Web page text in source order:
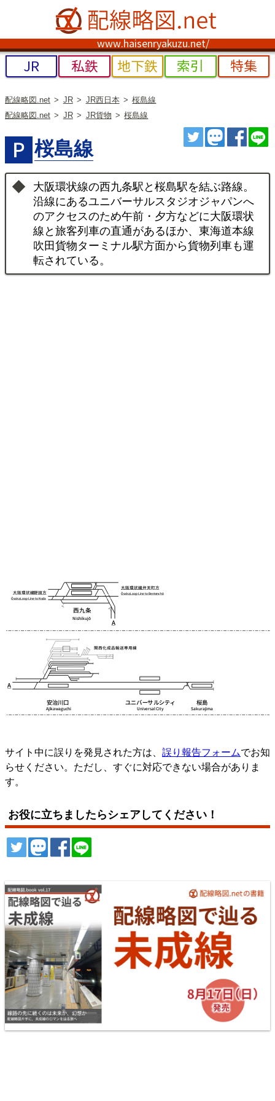
www.haisenryakuzu.net/
JR 私鉄 地下鉄 索引 特集
配線略図.net JR JR西日本
桜島線
配線略図.net
JR JR貨物 桜島線
ツイートトゥート
シェ
桜島線
大阪環状線の西九条駅と桜島駅を結ぶ路線。
沿線にあるユニバーサルスタジオジャパンへ
のアクセスのため午前・夕方などに大阪環状
線と旅客列車の直通があるほか、東海道本線
吹田貨物ターミナル駅方面から貨物列車も運
転されている。
サイト中に誤りを発見された方は、 誤り報告フォームでお知
らせください。ただし、すぐに対応できない場合がありま
す。
お役に立ちましたらシェアしてください！
ツイートトゥート
シェア